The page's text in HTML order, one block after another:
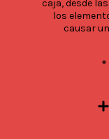
caja, desde
los
causar